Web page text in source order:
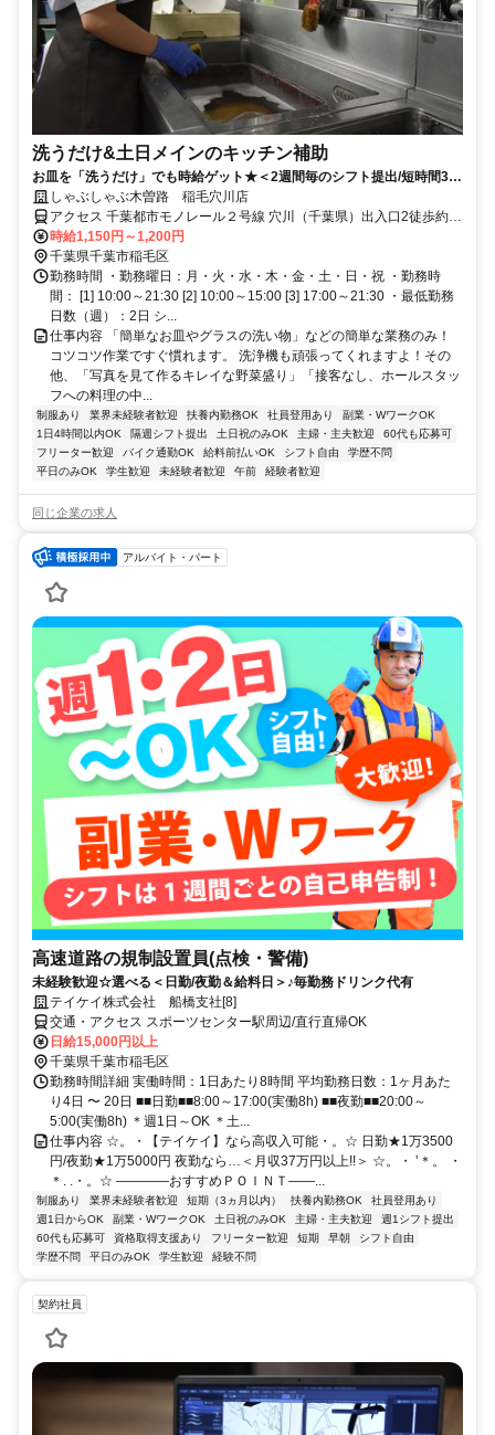
洗うだけ&土日メインのキッチン補助
お皿を「洗うだけ」でも時給ゲット★＜2週間毎のシフト提出/短時間3h
～/週2日～＞
しゃぶしゃぶ木曽路 稲毛穴川店
アクセス 千葉都市モノレール２号線 穴川（千葉県）出入口2徒歩約6
分、千葉都市モノレール２号線 天台出入口1徒歩約12分、千葉都市モ
ノレール２号線 スポーツセンター出入口2徒歩約14分 千葉都市モノ
レール穴川駅より徒歩6分
時給1,150円～1,200円
千葉県千葉市稲毛区
勤務時間 ・勤務曜日：月・火・水・木・金・土・日・祝 ・勤務時
間： [1] 10:00～21:30 [2] 10:00～15:00 [3] 17:00～21:30 ・最低勤務
日数（週）：2日 シ...
仕事内容 「簡単なお皿やグラスの洗い物」などの簡単な業務のみ！
コツコツ作業ですぐ慣れます。 洗浄機も頑張ってくれますよ！その
他、「写真を見て作るキレイな野菜盛り」「接客なし、ホールスタッ
フへの料理の中...
制服あり 業界未経験者歓迎 扶養内勤務OK 社員登用あり
副業・WワークOK
1日4時間以内OK
隔週シフト提出 土日祝のみOK 主婦・主夫歓迎
60代も応募可
フリーター歓迎
バイク通勤OK 給料前払いOK シフト自由
学歴不問
平日のみOK
学生歓迎 未経験者歓迎 午前 経験者歓迎
同じ企業の求人
アルバイト・パート
高速道路の規制設置員(点検・警備)
未経験歓迎☆選べる＜日勤/夜勤＆給料日＞♪毎勤務ドリンク代有
テイケイ株式会社 船橋支社[8]
交通・アクセス スポーツセンター駅周辺/直行直帰OK
日給15,000円以上
千葉県千葉市稲毛区
勤務時間詳細 実働時間：1日あたり8時間 平均勤務日数：1ヶ月あた
り4日 〜 20日 ■■日勤■■8:00～17:00(実働8h) ■■夜勤■■20:00～
5:00(実働8h) ＊週1日～OK ＊土...
仕事内容 ☆。・【テイケイ】なら高収入可能・。☆ 日勤★1万3500
円/夜勤★1万5000円 夜勤なら…＜月収37万円以上!!＞ ☆。・ ‛＊。 ・
＊. .・。☆ ――――おすすめＰＯＩＮＴ――...
制服あり 業界未経験者歓迎 短期（3ヵ月以内） 扶養内勤務OK
社員登用あり
週1日からOK
副業・WワークOK 土日祝のみOK 主婦・主夫歓迎
週1シフト提出
60代も応募可
資格取得支援あり フリーター歓迎 短期 早朝
シフト自由
学歴不問
平日のみOK 学生歓迎 経験不問
契約社員